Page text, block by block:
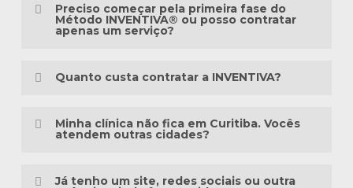
mais do que conhecimento em publicidade.
paciente, as particularidades das
como as pessoas pesquisam sintomas,
Preciso começar pela primeira fase do
Método INVENTIVA® ou posso contratar
apenas um serviço?
diferente da sua presença digital. Algumas
precisam estruturar toda a base, enquanto
ou campanhas em andamento.
Quanto custa contratar a INVENTIVA?
padronizados, porque cada clínica possui
Minha clínica não fica em Curitiba. Vocês
atendem outras cidades?
Já tenho um site, redes sociais ou outra